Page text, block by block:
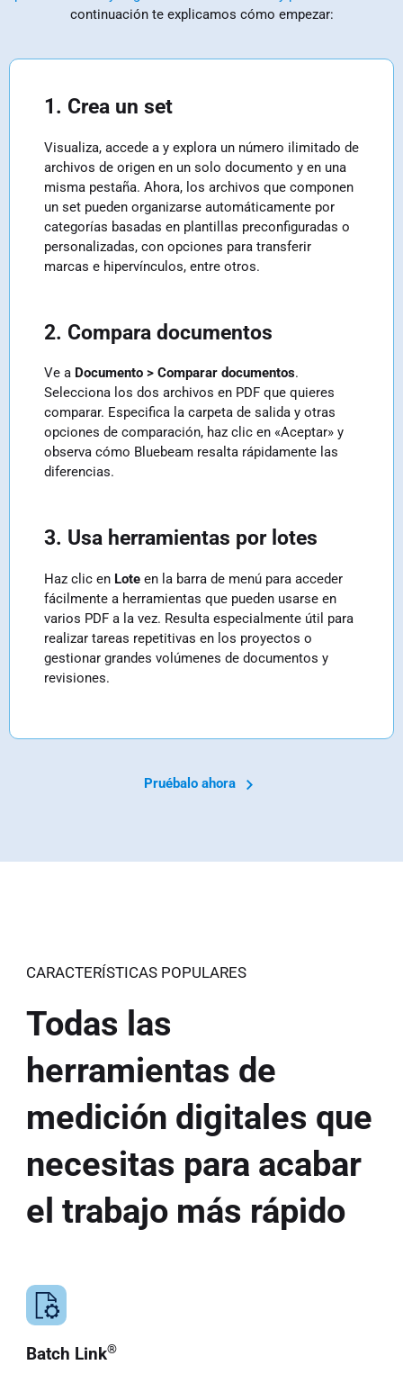
continuación te explicamos cómo empezar:
1. Crea un set
Visualiza, accede a y explora un número ilimitado de
archivos de origen en un solo documento y en una
misma pestaña. Ahora, los archivos que componen
un set pueden organizarse automáticamente por
categorías basadas en plantillas preconfiguradas o
personalizadas, con opciones para transferir
marcas e hipervínculos, entre otros.
2. Compara documentos
Ve a Documento > Comparar documentos.
Selecciona los dos archivos en PDF que quieres
comparar. Especifica la carpeta de salida y otras
opciones de comparación, haz clic en «Aceptar» y
observa cómo Bluebeam resalta rápidamente las
diferencias.
3. Usa herramientas por lotes
Haz clic en Loteen la barra de menú para acceder
fácilmente a herramientas que pueden usarse en
varios PDF a la vez. Resulta especialmente útil para
realizar tareas repetitivas en los proyectos o
gestionar grandes volúmenes de documentos y
revisiones.
Pruébalo ahora
CARACTERÍSTICAS POPULARES
Todas las
herramientas de
medición digitales que
necesitas para acabar
el trabajo más rápido
Batch Link®